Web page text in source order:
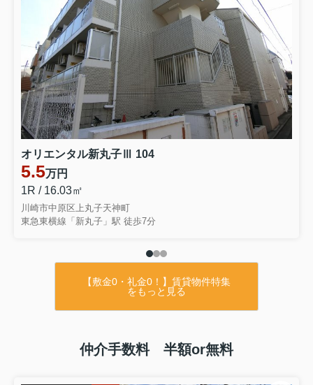
オリエンタル新丸子Ⅲ 104
5.5万円
1R / 16.03㎡
川崎市中原区上丸子天神町
東急東横線「新丸子」駅 徒歩7分
【敷金0・礼金0！】賃貸物件特集
をもっと見る
仲介手数料 半額or無料